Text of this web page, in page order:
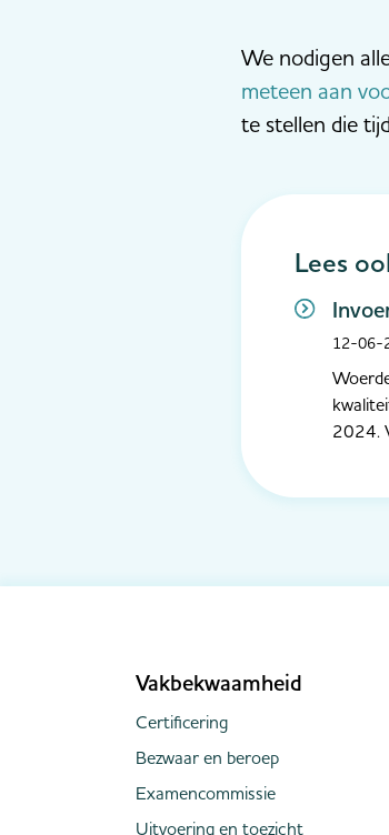
We nodigen
meteen aan
te stellen die
Lees
12-06-
2024.
Vakbekwaamheid
Certificering
Bezwaar en beroep
Examencommissie
Uitvoering en toezicht